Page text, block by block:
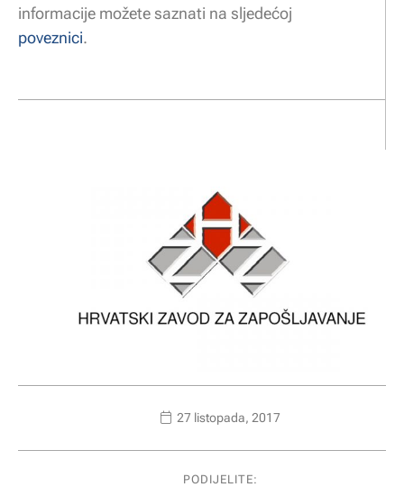
informacije možete saznati na sljedećoj
poveznici.
27 listopada, 2017
PODIJELITE: